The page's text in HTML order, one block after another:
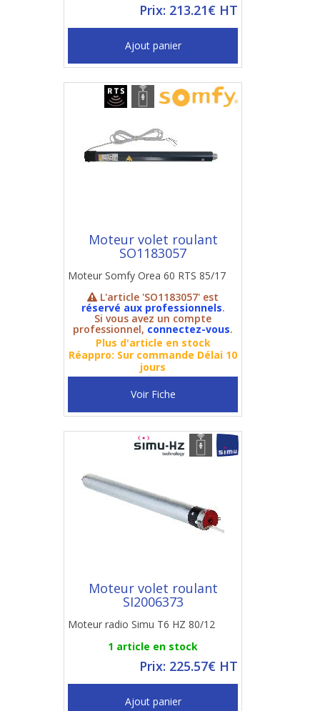
Prix: 213.21€ HT
Ajout panier
Moteur volet roulant
SO1183057
Moteur Somfy Orea 60 RTS 85/17
L'article 'SO1183057' est
réservé aux professionnels.
Si vous avez un compte
professionnel, connectez-vous.
Plus d'article en stock
Réappro: Sur commande Délai 10
jours
Voir Fiche
Moteur volet roulant
SI2006373
Moteur radio Simu T6 HZ 80/12
1 article en stock
Prix: 225.57€ HT
Ajout panier